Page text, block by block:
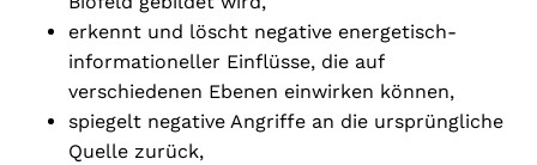
No products in the cart.
Go To Shop
erkennt und löscht negative energetisch-
informationeller Einflüsse, die auf
verschiedenen Ebenen einwirken können,
spiegelt negative Angriffe an die ursprüngliche
Quelle zurück,